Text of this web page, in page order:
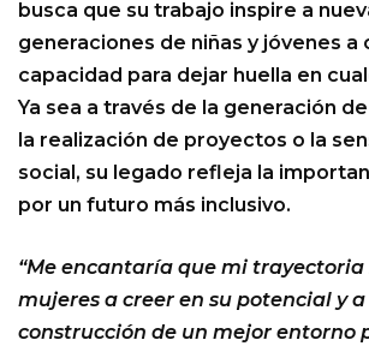
busca que su trabajo inspire a
generaciones de niñas y jóvenes a
capacidad para dejar huella en
Ya sea a través de la generación
la realización de proyectos o la
social, su legado refleja la
por un futuro más inclusivo.
“Me encantaría que mi
mujeres a creer en su potencial y
construcción de un mejor entorno